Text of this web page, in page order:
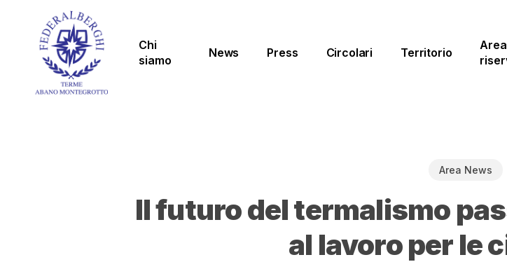
Chi
siamo
News Press Circolari Territorio
Area
Area News
Il futuro del termalismo
al lavoro per le